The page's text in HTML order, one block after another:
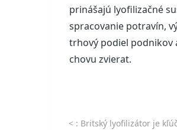
prinášajú lyofilizačné
spracovanie potravín,
trhový podiel podnikov
chovu zvierat.
< : Britský lyofilizátor je kľúčovým